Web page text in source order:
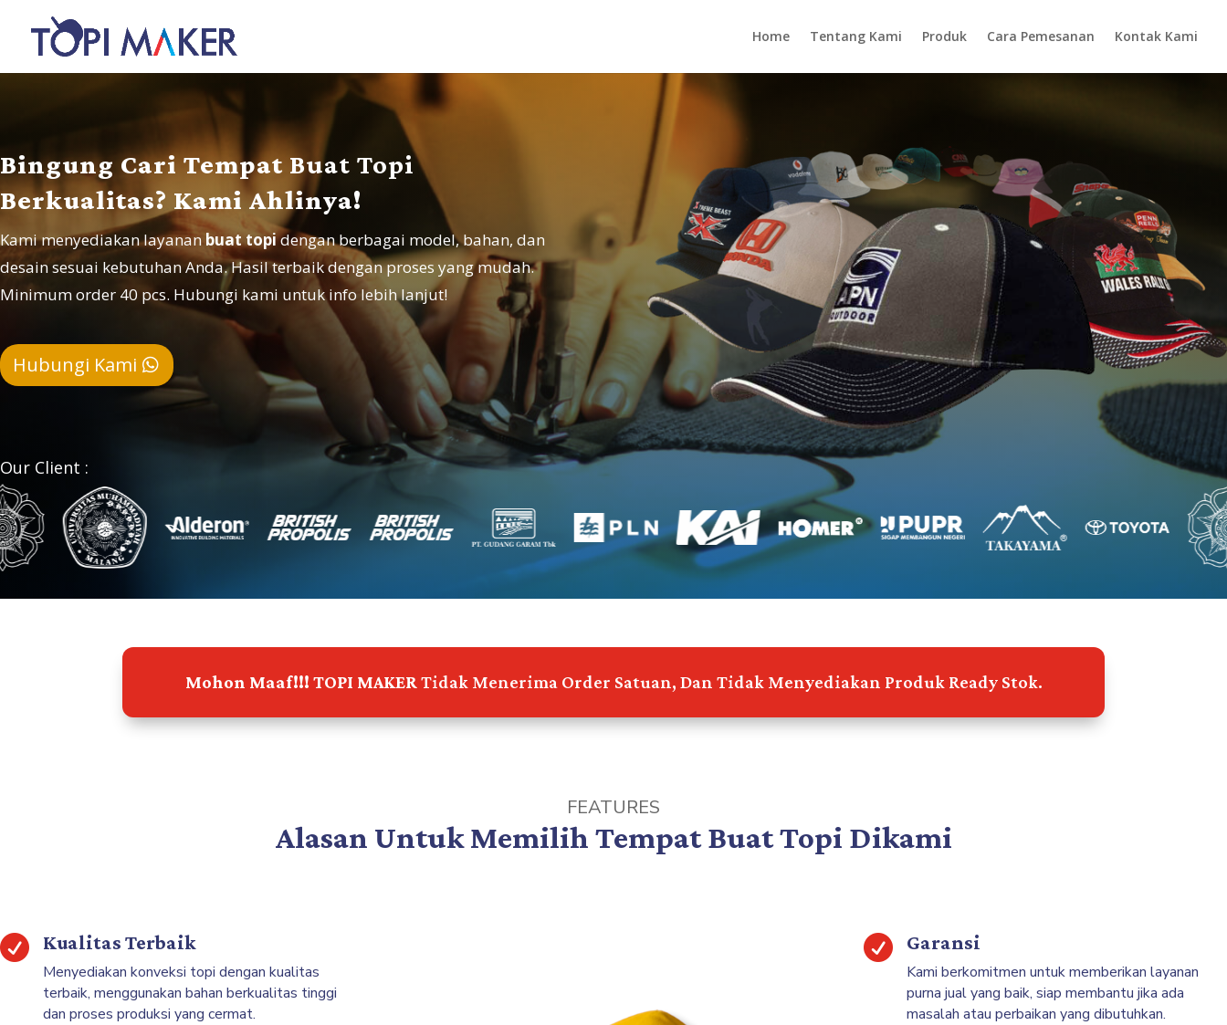
Home Tentang Kami Produk Cara Pemesanan Kontak Kami
Bingung Cari Tempat Buat Topi
Berkualitas? Kami Ahlinya!
Kami menyediakan layanan buat topidengan berbagai model, bahan, dan
desain sesuai kebutuhan Anda. Hasil terbaik dengan proses yang mudah.
Minimum order 40 pcs. Hubungi kami untuk info lebih lanjut!
Hubungi Kami
Our Client :
Mohon Maaf!!! TOPI MAKER Tidak Menerima Order Satuan, Dan Tidak Menyediakan Produk Ready Stok.
FEATURES
Alasan Untuk Memilih Tempat Buat Topi Dikami
 Kualitas Terbaik
Menyediakan konveksi topi dengan kualitas
terbaik, menggunakan bahan berkualitas tinggi
dan proses produksi yang cermat.
 Garansi
Kami berkomitmen untuk memberikan layanan
purna jual yang baik, siap membantu jika ada
masalah atau perbaikan yang dibutuhkan.